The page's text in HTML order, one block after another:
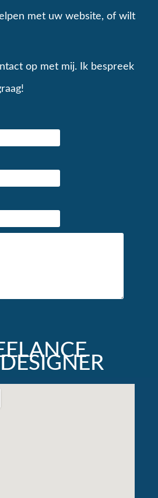
met uw website, of wilt
op met mij. Ik bespreek